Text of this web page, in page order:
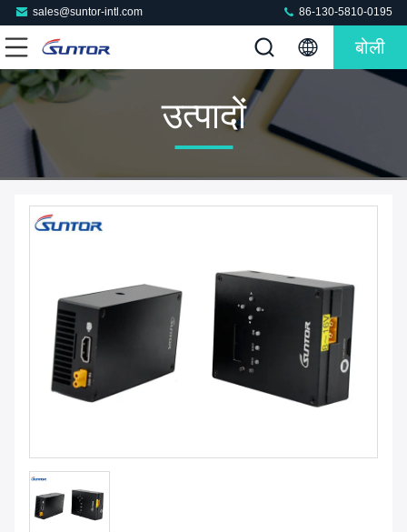
sales@suntor-intl.com 86-130-5810-0195
बोली
उत्पादों